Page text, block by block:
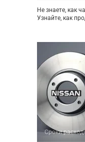
Не знаете, как
Узнайте, как
Сроки